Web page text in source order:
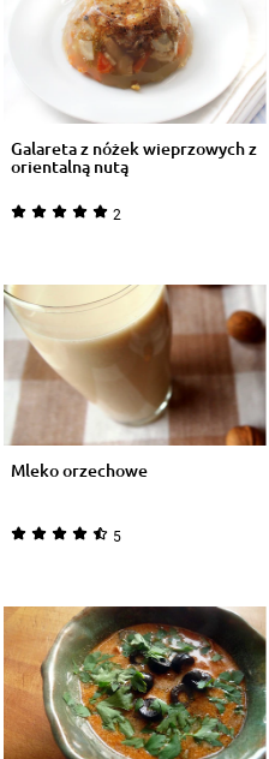
Galareta z nóżek wieprzowych z
orientalną nutą
2
Mleko orzechowe
5